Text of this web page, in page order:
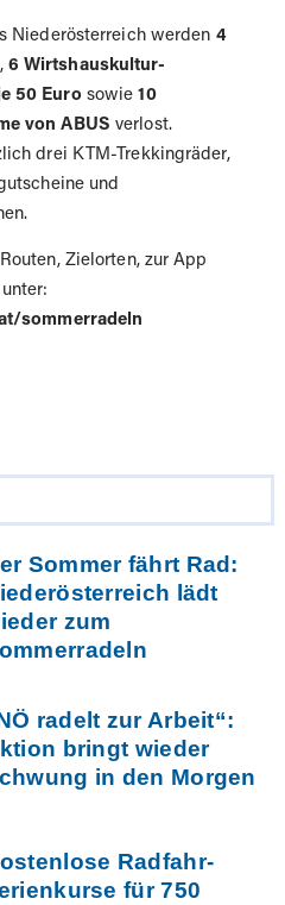
Niederösterreich werden 4
, 6 Wirtshauskultur-
50 Euro sowie10
von ABUS verlost.
drei KTM-Trekkingräder,
und
Zielorten, zur App
sommerradeln
Sommer fährt Rad:
lädt
zum
radelt zur Arbeit“:
bringt wieder
in den Morgen
Radfahr-
für 750